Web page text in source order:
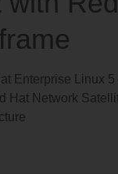
Enterprise Linux 5
Hat Network